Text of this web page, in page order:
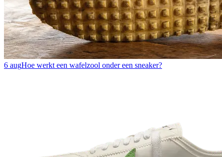
6 augHoe werkt een wafelzool onder een sneaker?